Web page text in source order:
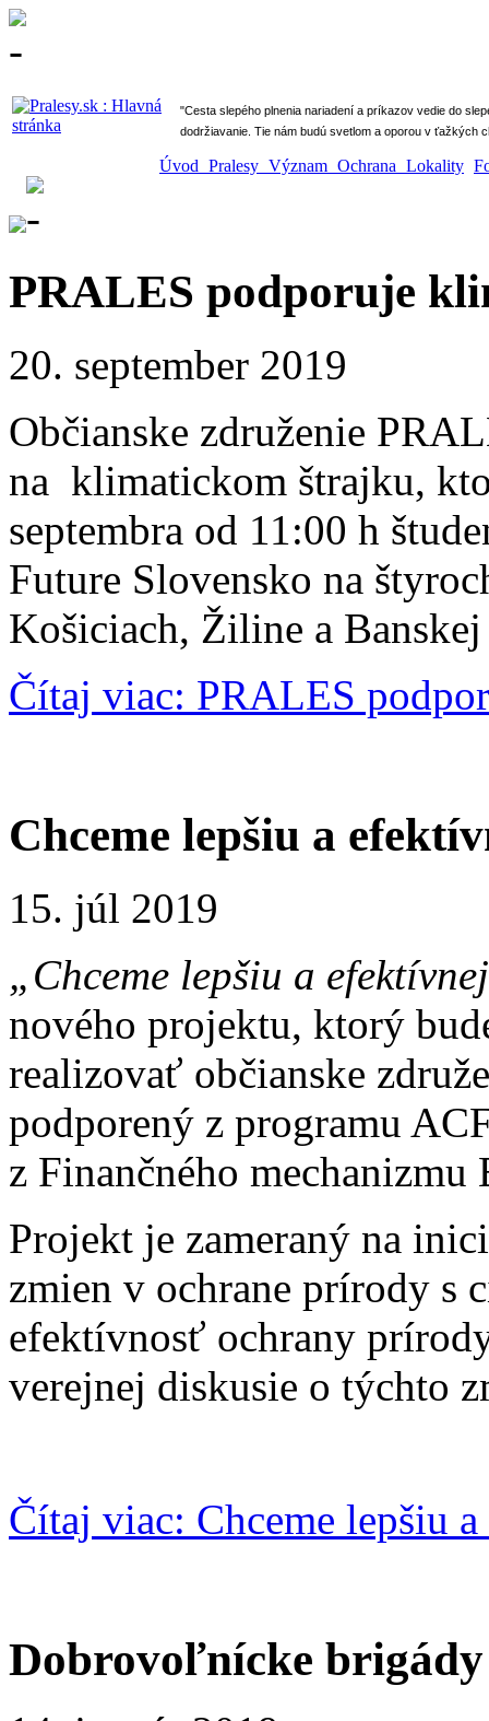
" Cesta slepého plnenia nariadení a príkazov vedie do
dodržiavanie. Tie nám budú svetlom a oporou v ťažkých
Úvod Pralesy Význam Ochrana Lokality
PRALES podporuje
20. september 2019
Občianske združenie
na klimatickom štrajku,
septembra od 11:00 h
Future Slovensko na
Košiciach, Žiline a
Čítaj viac: PRALES
Chceme lepšiu a
15. júl 2019
„Chceme lepšiu a
nového projektu, ktorý
realizovať občianske
podporený z programu
z Finančného mechanizmu
Projekt je zameraný na
zmien v ochrane prírody
efektívnosť ochrany
verejnej diskusie o týchto
Čítaj viac: Chceme lepšiu
Dobrovoľnícke